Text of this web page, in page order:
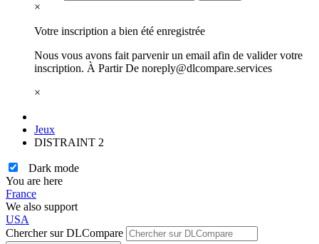
×
Votre inscription a bien été enregistrée
Nous vous avons fait parvenir un email afin de valider votre
inscription. À Partir De noreply@dlcompare.services
×
Jeux
DISTRAINT 2
Dark mode
You are here
France
We also support
USA
Chercher sur DLCompare